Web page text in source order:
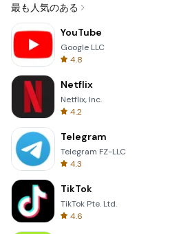
最も人気のある
YouTube
Google LLC
4.8
Netflix
Netflix, Inc.
4.2
Telegram
Telegram FZ-LLC
4.3
TikTok
TikTok Pte. Ltd.
4.6